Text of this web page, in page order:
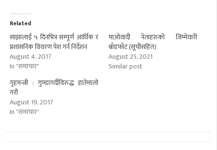
Related
साझालाई ५ दिनभित्र सम्पूर्ण आर्थिक र
प्रशासनिक विवरण पेश गर्न निर्देशन
August 4, 2017
In "समाचार"
माओवादी नेताहरुको जिम्मेवारी
बाँडफाँट (सूचीसहित)
August 25, 2021
Similar post
गृहमन्त्री : गुण्डागर्दीविरुद्ध हातेमालो
गरौं
August 19, 2017
In "समाचार"